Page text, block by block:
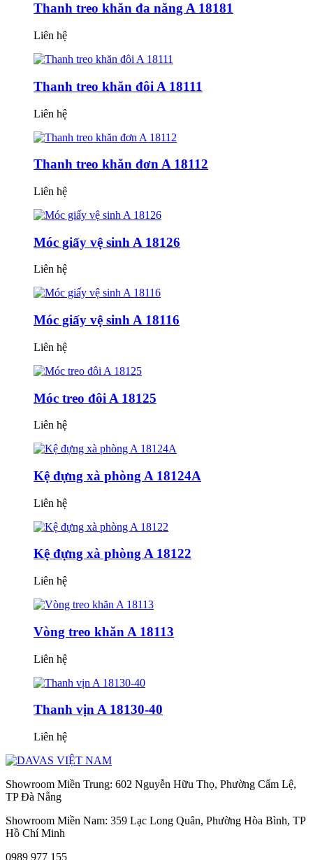
Thanh treo khăn đa năng A 18181
Liên hệ
Thanh treo khăn đôi A 18111
Liên hệ
Thanh treo khăn đơn A 18112
Liên hệ
Móc giấy vệ sinh A 18126
Liên hệ
Móc giấy vệ sinh A 18116
Liên hệ
Móc treo đôi A 18125
Liên hệ
Kệ đựng xà phòng A 18124A
Liên hệ
Kệ đựng xà phòng A 18122
Liên hệ
Vòng treo khăn A 18113
Liên hệ
Thanh vịn A 18130-40
Liên hệ
Showroom Miền Trung: 602 Nguyễn Hữu Thọ, Phường Cẩm Lệ,
TP Đà Nẵng
Showroom Miền Nam: 359 Lạc Long Quân, Phường Hòa Bình, TP
Hồ Chí Minh
0989 977 155